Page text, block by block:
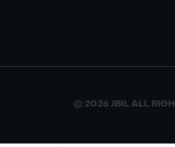
© 2026 JBIL ALL